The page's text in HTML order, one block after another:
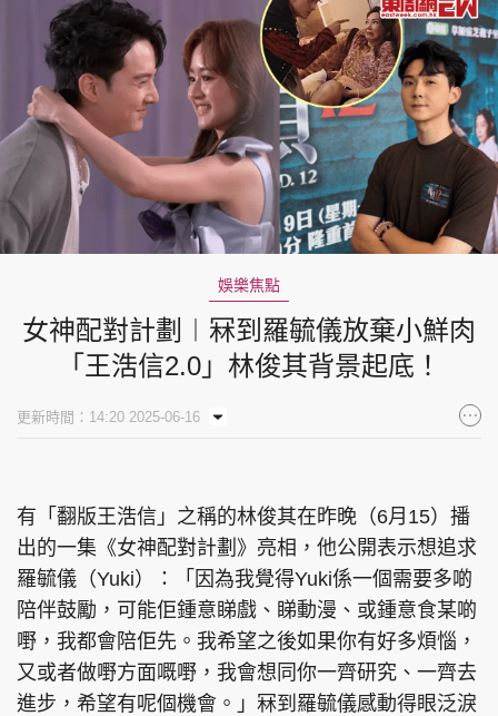
娛樂焦點
女神配對計劃︱冧到羅毓儀放棄小鮮肉
「王浩信2.0」林俊其背景起底！
更新時間：14:20 2025-06-16
有「翻版王浩信」之稱的林俊其在昨晚（6月15）播
出的一集《女神配對計劃》亮相，他公開表示想追求
羅毓儀（Yuki）：「因為我覺得Yuki係一個需要多啲
陪伴鼓勵，可能佢鍾意睇戲、睇動漫、或鍾意食某啲
嘢，我都會陪佢先。我希望之後如果你有好多煩惱，
又或者做嘢方面嘅嘢，我會想同你一齊研究、一齊去
進步，希望有呢個機會。」冧到羅毓儀感動得眼泛淚